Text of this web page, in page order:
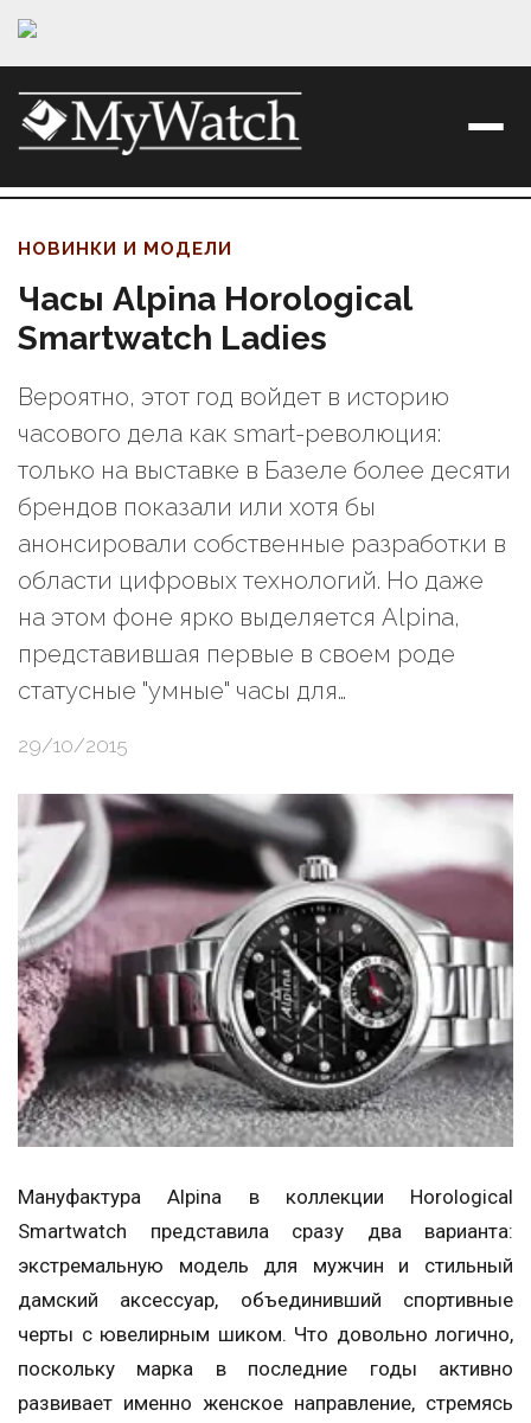
НОВИНКИ И МОДЕЛИ
Часы Alpina Horological
Smartwatch Ladies
Вероятно, этот год войдет в историю
часового дела как smart-революция:
только на выставке в Базеле более десяти
брендов показали или хотя бы
анонсировали собственные разработки в
области цифровых технологий. Но даже
на этом фоне ярко выделяется Alpina,
представившая первые в своем роде
статусные "умные" часы для…
29/10/2015
Мануфактура Alpina в коллекции Horological
Smartwatch представила сразу два варианта:
экстремальную модель для мужчин и стильный
дамский аксессуар, объединивший спортивные
черты с ювелирным шиком. Что довольно логично,
поскольку марка в последние годы активно
развивает именно женское направление, стремясь